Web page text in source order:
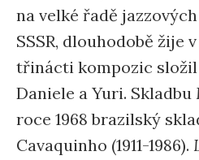
na velké řadě
SSSR, dlouhodobě žije
třinácti kompozic složil
Daniele a Yuri. Skladbu
roce 1968 brazilský
Cavaquinho (1911-1986).